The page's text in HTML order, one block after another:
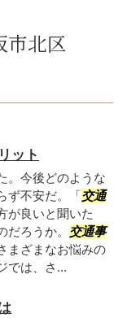
市北区
ット
。今後どのような
ず不安だ。「交通
が良いと聞いた
だろうか。 交通事
まざまなお悩みの
では、さ...